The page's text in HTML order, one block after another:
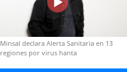
Minsal declara Alerta Sanitaria en 13
regiones por virus hanta